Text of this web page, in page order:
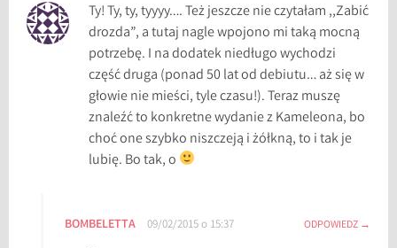
Ty! Ty, ty, tyyyy…. Też jeszcze nie czytałam ,,Zabić
drozda”, a tutaj nagle wpojono mi taką mocną
potrzebę. I na dodatek niedługo wychodzi
część druga (ponad 50 lat od debiutu… aż się w
głowie nie mieści, tyle czasu!). Teraz muszę
znaleźć to konkretne wydanie z Kameleona, bo
choć one szybko niszczeją i żółkną, to i tak je
lubię. Bo tak, o
BOMBELETTA 09/02/2015 o 15:37 ODPOWIEDZ